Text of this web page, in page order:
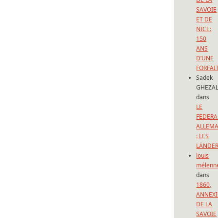
SAVOIE
ET DE
NICE:
150
ANS
D’UNE
Sadek
dans
LE
: LES
louis
dans
1860,
DE LA
SAVOIE